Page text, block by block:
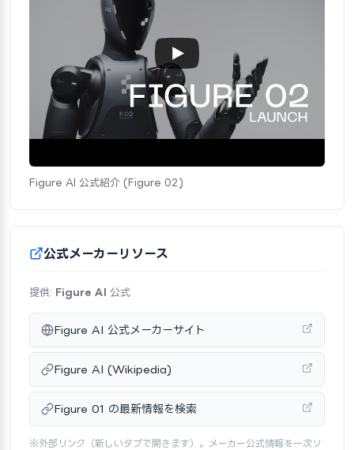
Figure AI 公式紹介 (Figure 02)
公式メーカーリソース
提供: Figure AI 公式
Figure AI 公式メーカーサイト
Figure AI (Wikipedia)
Figure 01 の最新情報を検索
※外部リンク（新しいタブで開きます）。メーカー公式情報を一次ソ